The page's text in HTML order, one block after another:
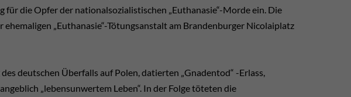
die Opfer der nationalsozialistischen „Euthanasie“-Morde ein. Die
„Euthanasie“-Tötungsanstalt am Brandenburger Nicolaiplatz
deutschen Überfalls auf Polen, datierten „Gnadentod“ -Erlass,
„lebensunwertem Leben“. In der Folge töteten die